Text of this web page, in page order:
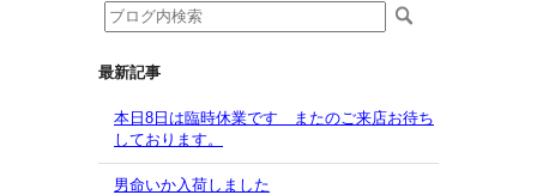
最新記事
本日8日は臨時休業です またのご来店お待ち
しております。
男命いか入荷しました